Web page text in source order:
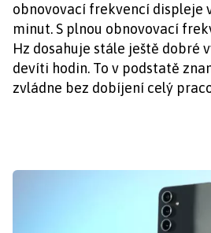
obnovovací frekvencí displeje
minut. S plnou obnovovací
Hz dosahuje stále ještě dobré
devíti hodin. To v podstatě
zvládne bez dobíjení celý